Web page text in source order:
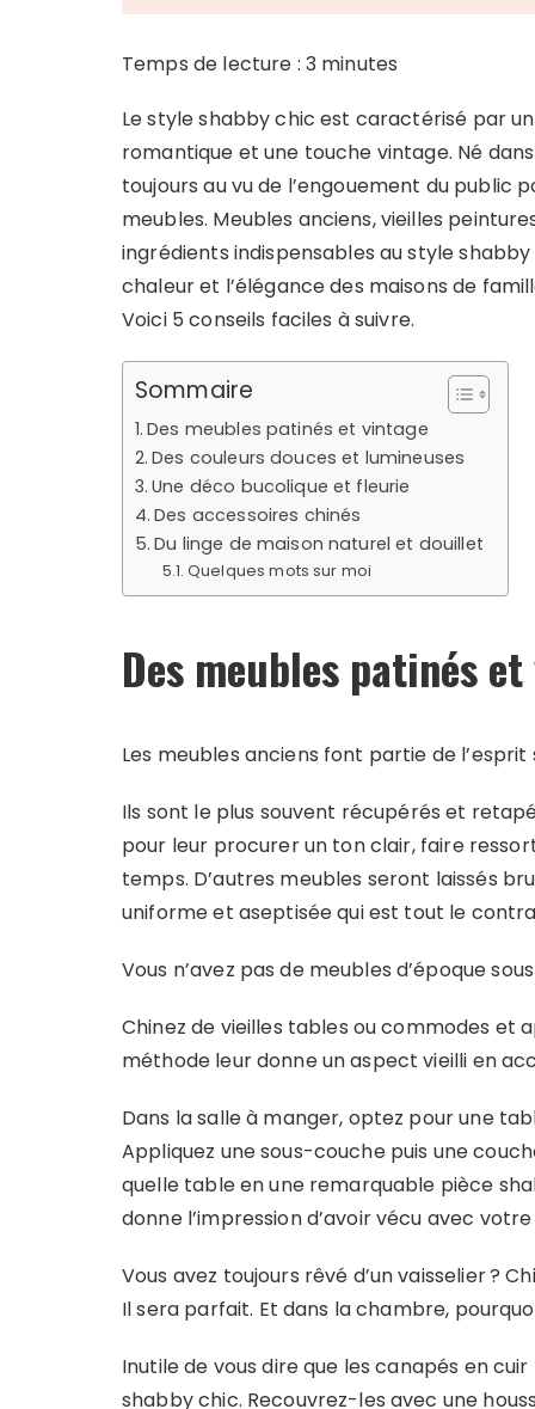
Temps de lecture : 3 minutes
Le style shabby chic est caractérisé par
romantique et une touche vintage. Né
toujours au vu de l’engouement du public
meubles. Meubles anciens, vieilles
ingrédients indispensables au style
chaleur et l’élégance des maisons de
Voici 5 conseils faciles à suivre.
Sommaire
Des meubles patinés et vintage
Des couleurs douces et lumineuses
Une déco bucolique et fleurie
Des accessoires chinés
Du linge de maison naturel et douillet
Quelques mots sur moi
Des meubles patinés
Les meubles anciens font partie de
Ils sont le plus souvent récupérés et
pour leur procurer un ton clair, faire
temps. D’autres meubles seront laissés
uniforme et aseptisée qui est tout le
Vous n’avez pas de meubles d’époque
Chinez de vieilles tables ou commodes et
méthode leur donne un aspect vieilli en
Dans la salle à manger, optez pour une
Appliquez une sous-couche puis une
quelle table en une remarquable pièce
donne l’impression d’avoir vécu avec
Vous avez toujours rêvé d’un vaisselier ?
Il sera parfait. Et dans la chambre,
Inutile de vous dire que les canapés en
shabby chic. Recouvrez-les avec une